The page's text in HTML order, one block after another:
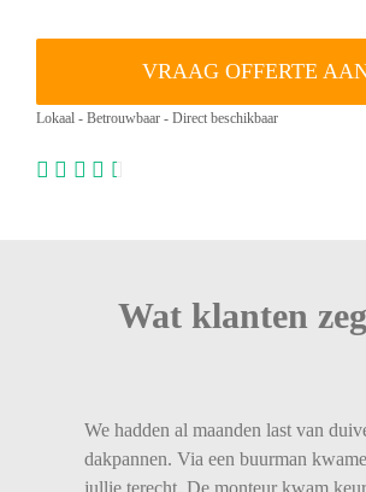
VRAAG OFFERTE
Lokaal - Betrouwbaar - Direct beschikbaar
Wat klanten
We hadden al maanden last van
dakpannen. Via een buurman